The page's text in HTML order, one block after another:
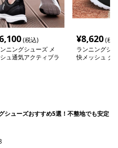
(税込)
ニングシューズ メ
ュ通気アクティブラ
¥8,620(税
ランニングシ
快メッシュ ク
シューズおすすめ5選！不整地でも安定